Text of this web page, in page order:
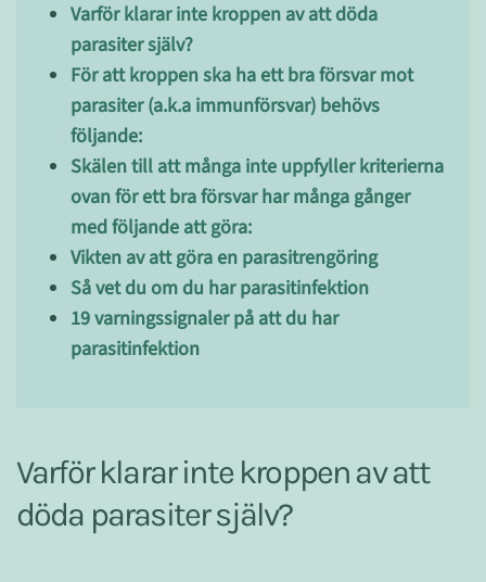
Varför klarar inte kroppen av att döda
parasiter själv?
För att kroppen ska ha ett bra försvar mot
parasiter (a.k.a immunförsvar) behövs
följande:
Skälen till att många inte uppfyller kriterierna
ovan för ett bra försvar har många gånger
med följande att göra:
Vikten av att göra en parasitrengöring
Så vet du om du har parasitinfektion
19 varningssignaler på att du har
parasitinfektion
Varför klarar inte kroppen av att
döda parasiter själv?